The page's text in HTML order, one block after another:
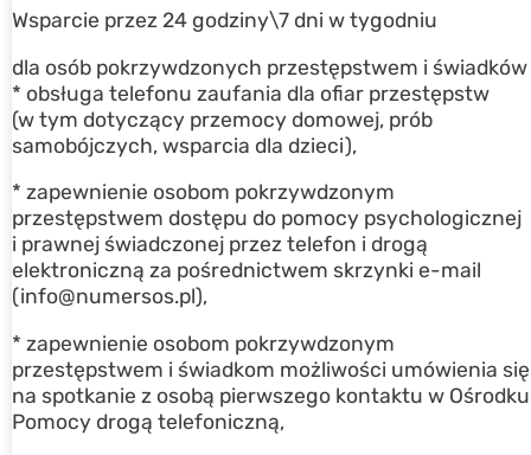
Wsparcie przez 24 godziny\7 dni w tygodniu
dla osób pokrzywdzonych przestępstwem i świadków
* obsługa telefonu zaufania dla ofiar przestępstw
(w tym dotyczący przemocy domowej, prób
samobójczych, wsparcia dla dzieci),
* zapewnienie osobom pokrzywdzonym
przestępstwem dostępu do pomocy psychologicznej
i prawnej świadczonej przez telefon i drogą
elektroniczną za pośrednictwem skrzynki e-mail
(info@numersos.pl),
* zapewnienie osobom pokrzywdzonym
przestępstwem i świadkom możliwości umówienia się
na spotkanie z osobą pierwszego kontaktu w Ośrodku
Pomocy drogą telefoniczną,